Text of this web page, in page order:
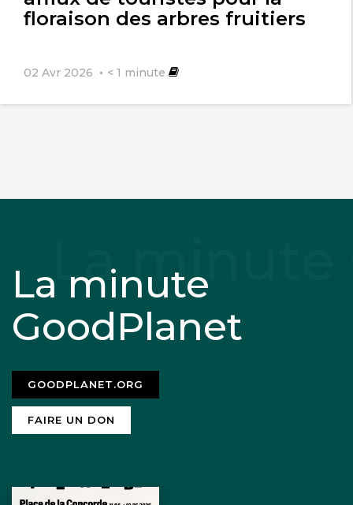
floraison des arbres fruitiers
02 Avr 2026 < 1 minute
La minute
GoodPlanet
GOODPLANET.ORG
FAIRE UN DON